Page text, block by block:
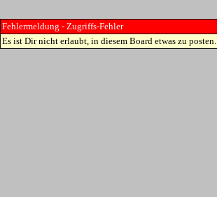
Fehlermeldung - Zugriffs-Fehler
Es ist Dir nicht erlaubt, in diesem Board etwas zu posten.